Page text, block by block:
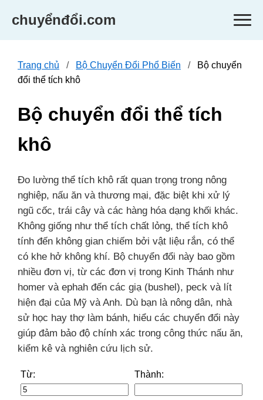
chuyểnđổi.com
Trang chủ Bộ Chuyển Đổi Phổ Biến
Bộ chuyển
đổi thể tích khô
Bộ chuyển đổi thể tích
khô
Đo lường thể tích khô rất quan trọng trong nông
nghiệp, nấu ăn và thương mại, đặc biệt khi xử lý
ngũ cốc, trái cây và các hàng hóa dạng khối khác.
Không giống như thể tích chất lỏng, thể tích khô
tính đến không gian chiếm bởi vật liệu rắn, có thể
có khe hở không khí. Bộ chuyển đổi này bao gồm
nhiều đơn vị, từ các đơn vị trong Kinh Thánh như
homer và ephah đến các giạ (bushel), peck và lít
hiện đại của Mỹ và Anh. Dù bạn là nông dân, nhà
sử học hay thợ làm bánh, hiểu các chuyển đổi này
giúp đảm bảo độ chính xác trong công thức nấu ăn,
kiểm kê và nghiên cứu lịch sử.
Từ: Thành: